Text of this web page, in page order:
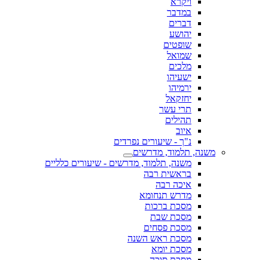
במדבר
דברים
יהושע
שופטים
שמואל
מלכים
ישעיהו
ירמיהו
יחזקאל
תרי עשר
תהילים
איוב
נ"ך - שיעורים נפרדים
משנה, תלמוד, מדרשים
משנה, תלמוד, מדרשים - שיעורים כלליים
בראשית רבה
איכה רבה
מדרש תנחומא
מסכת ברכות
מסכת שבת
מסכת פסחים
מסכת ראש השנה
מסכת יומא